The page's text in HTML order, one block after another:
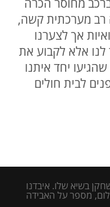
ברכב מחוסר הכרה
רב מערכתית קשה,
אך לצערנו
לנו אלא לקבוע את
יחד איתנו
לבית חולים
בשיא שלו. איבדנו
מספר על האבידה